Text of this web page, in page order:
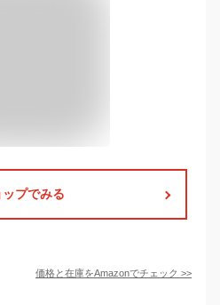
ップでみる
価格と在庫をAmazonでチェック >>